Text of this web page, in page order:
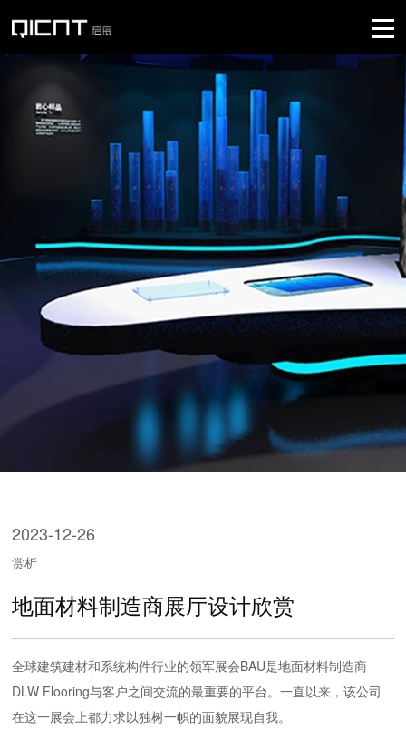
2023-12-26
赏析
地面材料制造商展厅设计欣赏
全球建筑建材和系统构件行业的领军展会BAU是地面材料制造商
DLW Flooring与客户之间交流的最重要的平台。一直以来，该公司
在这一展会上都力求以独树一帜的面貌展现自我。